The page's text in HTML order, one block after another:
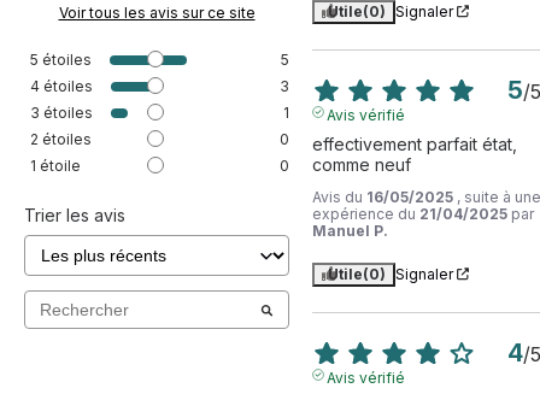
Voir tous les avis sur ce site
5 étoiles
5
4 étoiles
3
3 étoiles
1
2 étoiles
0
1 étoile 0
Trier les avis
Utile(0) Signaler
5/5
Avis vérifié
effectivement parfait état,
comme neuf
Avis du 16/05/2025 , suite à une
expérience du 21/04/2025 par
Manuel P.
Utile(0) Signaler
4/5
Avis vérifié